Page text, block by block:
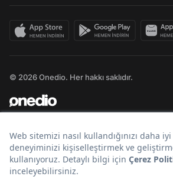
© 2026 Onedio. Her hakkı saklıdır.
Bir markasıdır.